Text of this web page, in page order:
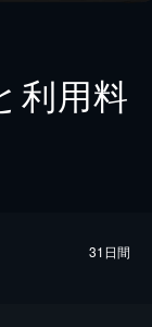
利用料
31日間